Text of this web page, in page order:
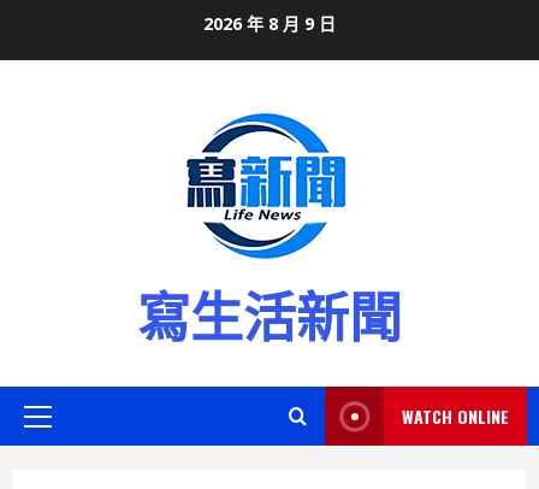
2026 年 8 月 9 日
寫生活新聞
Primary
WATCH ONLINE